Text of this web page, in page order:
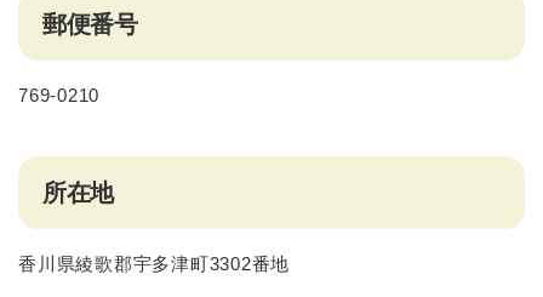
郵便番号
769-0210
所在地
香川県綾歌郡宇多津町3302番地